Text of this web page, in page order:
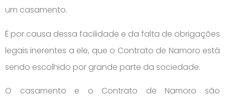
um casamento.
É por causa dessa facilidade e da falta de obrigações
legais inerentes a ele, que o Contrato de Namoro está
sendo escolhido por grande parte da sociedade.
O casamento e o Contrato de Namoro são